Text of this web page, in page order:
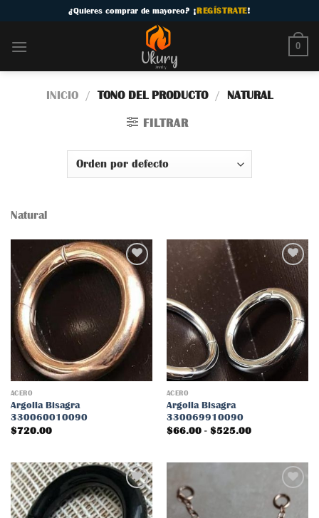
content
¿Quieres comprar de mayoreo? ¡REGÍSTRATE!
0
INICIO / TONO DEL PRODUCTO / NATURAL
FILTRAR
Natural
Añadir
a la
lista
de
deseos
ACERO
Argolla Bisagra
330060010090
$720.00
Añadir
a la
lista
de
deseos
ACERO
Argolla Bisagra
330069910090
$66.00 - $525.00Rango
$525.00